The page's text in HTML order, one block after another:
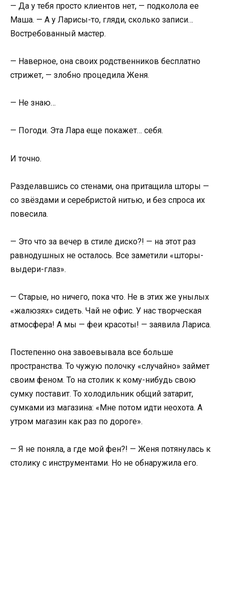
— Да у тебя просто клиентов нет, — подколола ее
Маша. — А у Ларисы-то, гляди, сколько записи…
Востребованный мастер.
— Наверное, она своих родственников бесплатно
стрижет, — злобно процедила Женя.
— Не знаю…
— Погоди. Эта Лара еще покажет… себя.
И точно.
Разделавшись со стенами, она притащила шторы —
со звёздами и серебристой нитью, и без спроса их
повесила.
— Это что за вечер в стиле диско?! — на этот раз
равнодушных не осталось. Все заметили «шторы-
выдери-глаз».
— Старые, но ничего, пока что. Не в этих же унылых
«жалюзях» сидеть. Чай не офис. У нас творческая
атмосфера! А мы — феи красоты! — заявила Лариса.
Постепенно она завоевывала все больше
пространства. То чужую полочку «случайно» займет
своим феном. То на столик к кому-нибудь свою
сумку поставит. То холодильник общий затарит,
сумками из магазина: «Мне потом идти неохота. А
утром магазин как раз по дороге».
— Я не поняла, а где мой фен?! — Женя потянулась к
столику с инструментами. Но не обнаружила его.